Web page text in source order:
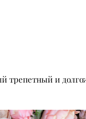
трепетный и